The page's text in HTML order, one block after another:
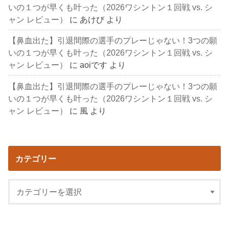
いの１つが早くも叶った（2026ワシントン１回戦 vs. シ
ャン レビュー）
に あけび より
【鼻血出た】引退間際の選手のプレーじゃない！3つの願
いの１つが早くも叶った（2026ワシントン１回戦 vs. シ
ャン レビュー）
にaoiです より
【鼻血出た】引退間際の選手のプレーじゃない！3つの願
いの１つが早くも叶った（2026ワシントン１回戦 vs. シ
ャン レビュー）
に 風 より
カテゴリー